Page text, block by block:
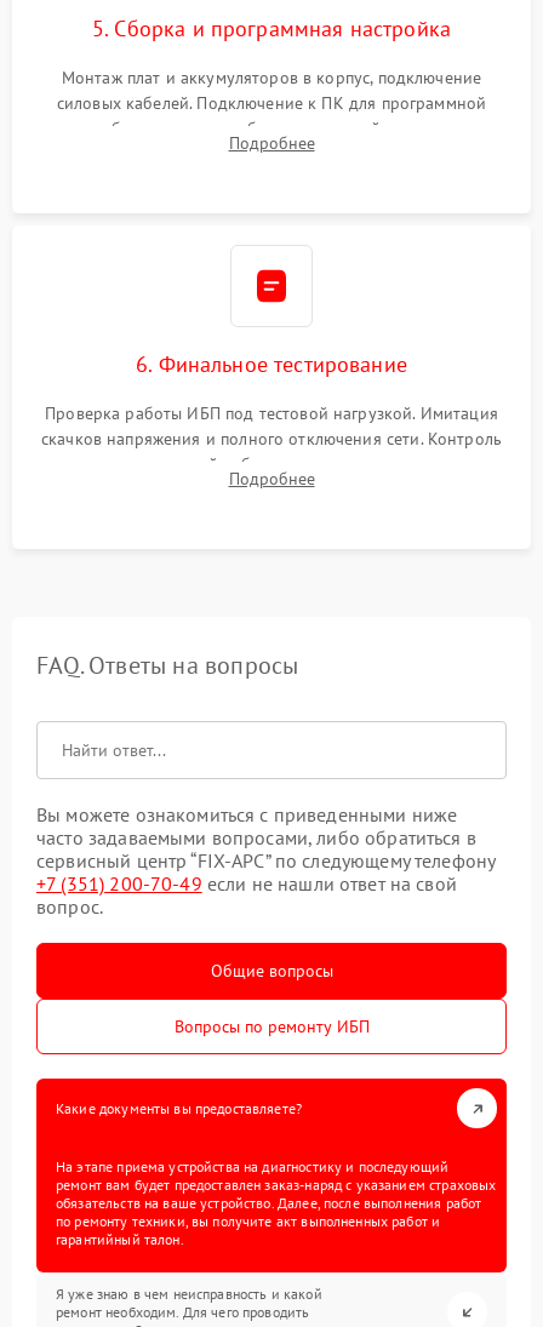
5. Сборка и программная настройка
Монтаж плат и аккумуляторов в корпус, подключение
силовых кабелей. Подключение к ПК для программной
калибровки констант батареи, настройки порогов
срабатывания AVR и сброса счетчиков старения АКБ.
Подробнее
6. Финальное тестирование
Проверка работы ИБП под тестовой нагрузкой. Имитация
скачков напряжения и полного отключения сети. Контроль
времени автономной работы, температурного режима и
корректности формы выходного сигнала.
Подробнее
FAQ. Ответы на вопросы
Вы можете ознакомиться с приведенными ниже
часто задаваемыми вопросами, либо обратиться в
сервисный центр “FIX-APC” по следующему телефону
+7 (351) 200-70-49 если не нашли ответ на свой
вопрос.
Общие вопросы
Вопросы по ремонту ИБП
Какие документы вы предоставляете?
На этапе приема устройства на диагностику и последующий
ремонт вам будет предоставлен заказ-наряд с указанием страховых
обязательств на ваше устройство. Далее, после выполнения работ
по ремонту техники, вы получите акт выполненных работ и
гарантийный талон.
Я уже знаю в чем неисправность и какой
ремонт необходим. Для чего проводить